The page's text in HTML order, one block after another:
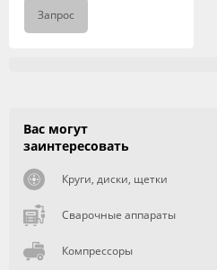
Запрос
Вас могут
заинтересовать
Круги, диски, щетки
Сварочные аппараты
Компрессоры